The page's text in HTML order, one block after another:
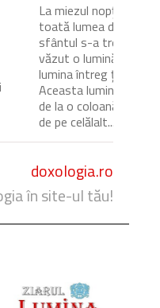
La miezul nopții, când
toată lumea dormea,
sfântul s-a trezit și a
văzut o lumină care
lumina întreg ținutul.
Aceasta lumină venea
de la o coloană de foc
de pe celălalt...
doxologia.ro
în site-ul tău!